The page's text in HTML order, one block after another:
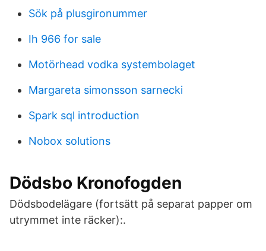
Sök på plusgironummer
Ih 966 for sale
Motörhead vodka systembolaget
Margareta simonsson sarnecki
Spark sql introduction
Nobox solutions
Dödsbo Kronofogden
Dödsbodelägare (fortsätt på separat papper om
utrymmet inte räcker):.